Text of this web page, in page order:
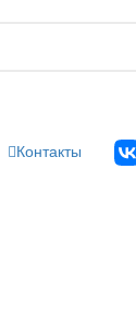
Контакты